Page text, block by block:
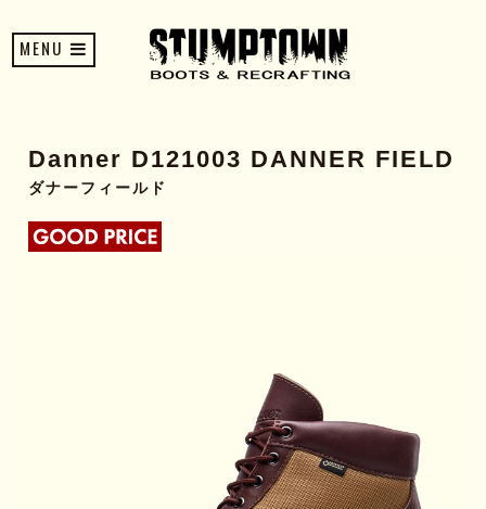
MENU
Danner D121003 DANNER FIELD
ダナーフィールド